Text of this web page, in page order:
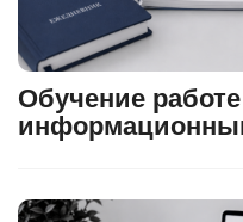
Обучение